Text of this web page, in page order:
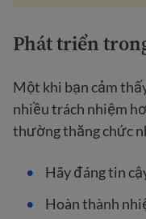
Phát triển
Một khi bạn cảm
nhiều trách nhiệm
thường thăng chức
Hãy đáng tin
Hoàn thành